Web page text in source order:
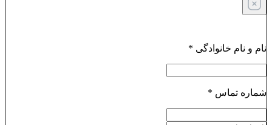
نام و نام خانوادگی *
شماره تماس *